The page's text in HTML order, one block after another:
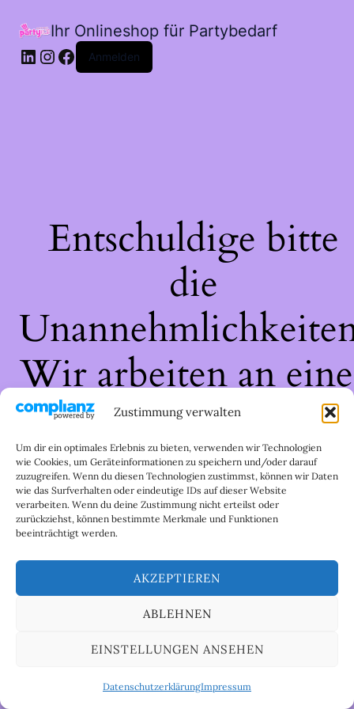
Zustimmung verwalten
Um dir ein optimales Erlebnis zu bieten, verwenden wir Technologien
wie Cookies, um Geräteinformationen zu speichern und/oder darauf
zuzugreifen. Wenn du diesen Technologien zustimmst, können wir Daten
wie das Surfverhalten oder eindeutige IDs auf dieser Website
verarbeiten. Wenn du deine Zustimmung nicht erteilst oder
zurückziehst, können bestimmte Merkmale und Funktionen
beeinträchtigt werden.
AKZEPTIEREN
ABLEHNEN
EINSTELLUNGEN ANSEHEN
DatenschutzerklärungImpressum
Ihr Onlineshop für Partybedarf
LinkedIn
Instagram
Facebook
Anmelden
Entschuldige bitte
die
Wir arbeiten an
großartigen Sache
schau bald wieder
vorbei!